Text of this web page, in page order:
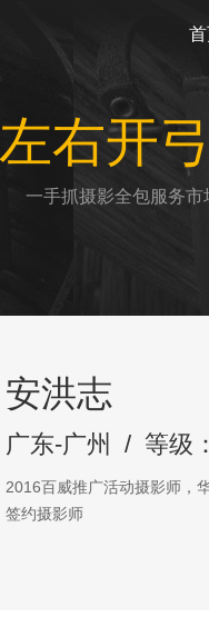
左右开
一手抓摄影全包服务
安洪志
广东-广州 / 等级
2016百威推广活动摄影师，
签约摄影师